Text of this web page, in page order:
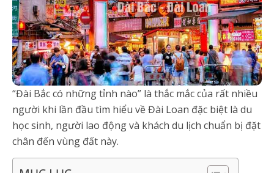
“Đài Bắc có những tỉnh nào” là thắc mắc của rất nhiều
người khi lần đầu tìm hiểu về Đài Loan đặc biệt là du
học sinh, người lao động và khách du lịch chuẩn bị đặt
chân đến vùng đất này.